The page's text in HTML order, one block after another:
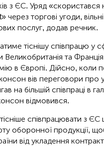
з ЄС. Уряд
торгові угоди,
послуг, додав речник.
тіснішу співпрацю у
Великобританія та
в Європі. Дійсно, коли
вів переговори про
на більшій співпраці в
відмовився.
співпрацювати з
оборонної продукції,
від укладення